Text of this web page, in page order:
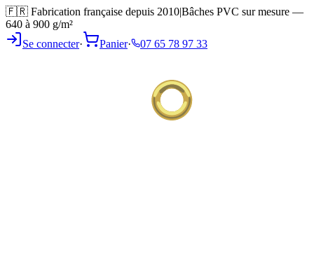
🇫🇷 Fabrication française depuis 2010|Bâches PVC sur mesure —
640 à 900 g/m²
Se connecter· Panier· 07 65 78 97 33